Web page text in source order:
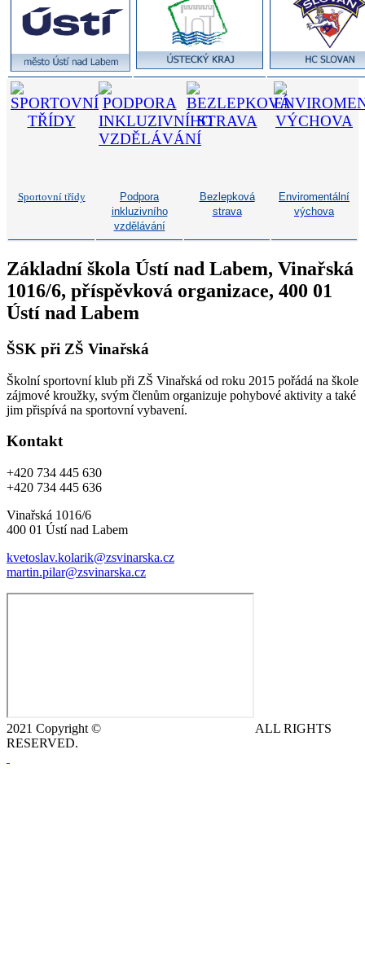
Sportovní třídy
Podpora
inkluzivního
vzdělávání
Bezlepková
strava
Enviromentální
výchova
Základní škola Ústí nad Labem, Vinařská
1016/6, příspěvková organizace, 400 01
Ústí nad Labem
ŠSK při ZŠ Vinařská
Školní sportovní klub při ZŠ Vinařská od roku 2015 pořádá na škole
zájmové kroužky, svým členům organizuje pohybové aktivity a také
jim přispívá na sportovní vybavení.
Kontakt
+420 734 445 630
+420 734 445 636
Vinařská 1016/6
400 01 Ústí nad Labem
kvetoslav.kolarik@zsvinarska.cz
martin.pilar@zsvinarska.cz
2021 Copyright ©
ALL RIGHTS
RESERVED.